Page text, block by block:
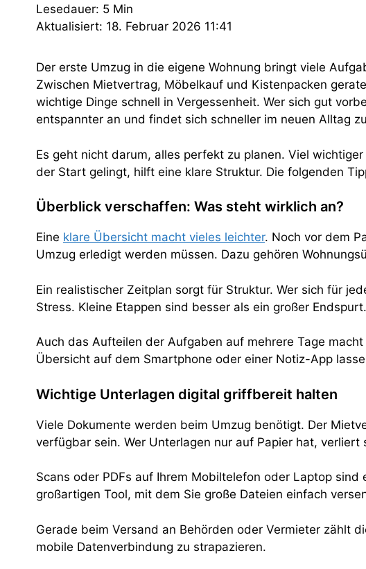
Lesedauer: 5 Min
Aktualisiert: 18. Februar 2026 11:41
Der erste Umzug in die eigene Wohnung bringt viele
Zwischen Mietvertrag, Möbelkauf und Kistenpacken
wichtige Dinge schnell in Vergessenheit. Wer sich gut
entspannter an und findet sich schneller im neuen Alltag
Es geht nicht darum, alles perfekt zu planen. Viel
der Start gelingt, hilft eine klare Struktur. Die folgenden
Überblick verschaffen: Was steht wirklich an?
Eine klare Übersicht macht vieles leichter. Noch vor dem
Umzug erledigt werden müssen. Dazu gehören
Ein realistischer Zeitplan sorgt für Struktur. Wer sich für
Stress. Kleine Etappen sind besser als ein großer Endspurt.
Auch das Aufteilen der Aufgaben auf mehrere Tage
Übersicht auf dem Smartphone oder einer Notiz-App
Wichtige Unterlagen digital griffbereit halten
Viele Dokumente werden beim Umzug benötigt. Der
verfügbar sein. Wer Unterlagen nur auf Papier hat,
Scans oder PDFs auf Ihrem Mobiltelefon oder Laptop
großartigen Tool, mit dem Sie große Dateien einfach
Gerade beim Versand an Behörden oder Vermieter zählt
mobile Datenverbindung zu strapazieren.